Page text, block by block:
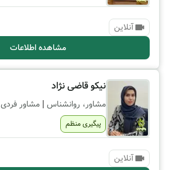
آنلاین
مشاهده اطلاعات
نیکو قاضی نژاد
مشاور، روانشناس | مشاور فردی
پیگیری منظم
آنلاین